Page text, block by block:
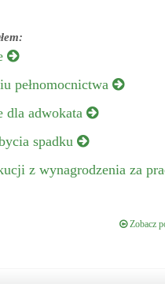
pełnomocnictwa
dla adwokata
spadku
z wynagrodzenia za
Zobacz